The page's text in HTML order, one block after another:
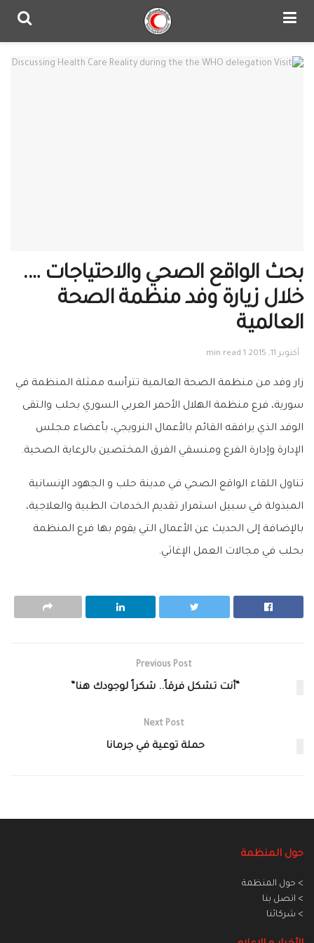
بحث الواقع الصحي والاحتياجات ….
خلال زيارة وفد ‫‏منظمة‬ ‫الصحة
العالمية‬
أكتوبر 11, 2015 1 min read
زار وفد من منظمة الصحة العالمية تترأسه ممثلة المنظمة في
سورية، فرع منظمة الهلال الأحمر العربي السوري بحلب والتقى
الوفد الذي يرافقه القائم بالأعمال النرويجي، بأعضاء مجلس
الإدارة وإدارة الفرع ومنسقي الفرق المختصين بالرعاية الصحية.
تناول اللقاء الواقع الصحي في مدينة حلب و الجهود الإنسانية
المبذولة في سبيل استمرار تقديم الخدمات الطبية والعلاجية،
بالإضافة إلى الحديث عن الأعمال التي يقوم بها فرع المنظمة
بحلب في مجالات العمل الإغاثي.
Previous Post
“أنت تشكل فرقاً.. شكراً لوجودك هنا”
Next Post
حملة توعية في جرمانا
حول المنظمة
> حول المنظمة
> اتصل بنا
> شركائنا